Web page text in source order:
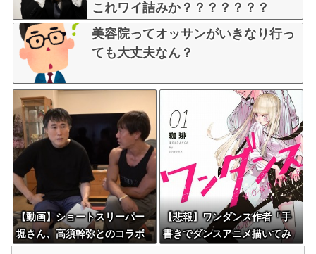
これワイ詰みか？？？？？？？
美容院ってオッサンがいきなり行っ
ても大丈夫なん？
【動画】ショートスリーパー
堀さん、高須幹弥とのコラボ
【悲報】ワンダンス作者「手
書きでダンスアニメ描いてみ